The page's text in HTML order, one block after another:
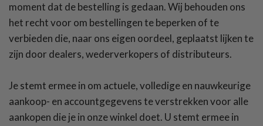
moment dat de bestelling is gedaan. Wij behouden ons
het recht voor om bestellingen te beperken of te
verbieden die, naar ons eigen oordeel, geplaatst lijken te
zijn door dealers, wederverkopers of distributeurs.
Je stemt ermee in om actuele, volledige en nauwkeurige
aankoop- en accountgegevens te verstrekken voor alle
aankopen die je in onze winkel doet. U stemt ermee in